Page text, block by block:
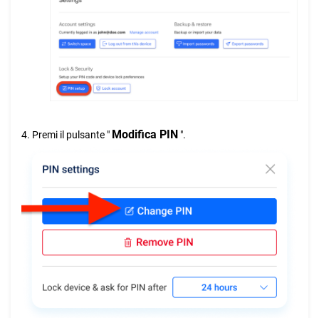
4. Premi il pulsante " Modifica PIN ".